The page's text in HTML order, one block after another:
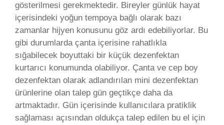
gösterilmesi gerekmektedir. Bireyler günlük hayat
içerisindeki yoğun tempoya bağlı olarak bazı
zamanlar hijyen konusunu göz ardı edebiliyorlar. Bu
gibi durumlarda çanta içerisine rahatlıkla
sığabilecek boyuttaki bir küçük dezenfektan
kurtarıcı konumunda olabiliyor. Çanta ve cep boy
dezenfektan olarak adlandırılan mini dezenfektan
ürünlerine olan talep gün geçtikçe daha da
artmaktadır. Gün içerisinde kullanıcılara pratiklik
sağlaması açısından oldukça talep edilen bu el için